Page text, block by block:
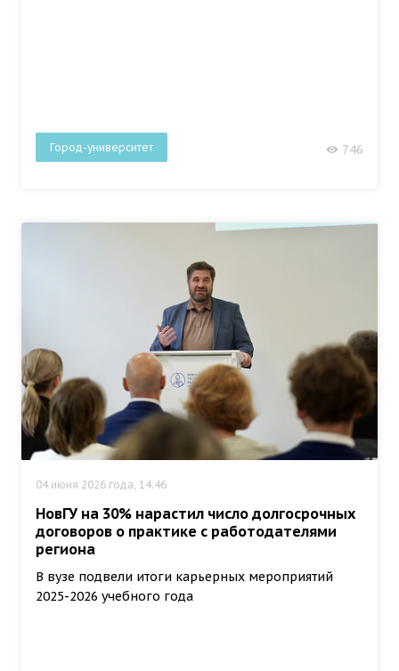
Город-университет 746
04 июня 2026 года, 14:46
НовГУ на 30% нарастил число долгосрочных
договоров о практике с работодателями
региона
В вузе подвели итоги карьерных мероприятий
2025-2026 учебного года